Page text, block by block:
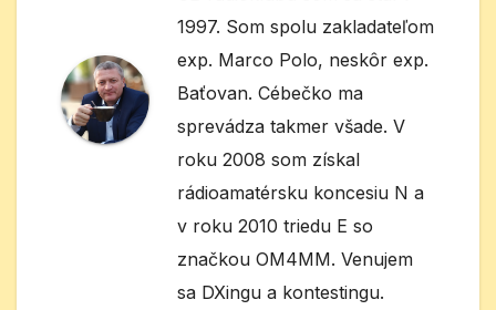
1997. Som spolu zakladateľom
exp. Marco Polo, neskôr exp.
Baťovan. Cébečko ma
sprevádza takmer všade. V
roku 2008 som získal
rádioamatérsku koncesiu N a
v roku 2010 triedu E so
značkou OM4MM. Venujem
sa DXingu a kontestingu.